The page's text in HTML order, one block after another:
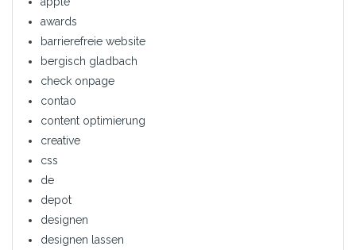
awards
barrierefreie website
bergisch gladbach
check onpage
contao
content optimierung
creative
css
de
depot
designen
designen lassen